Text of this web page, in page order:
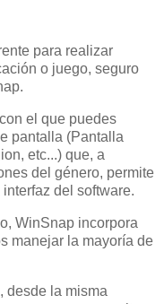
para realizar
o juego, seguro
el que puedes
pantalla (Pantalla
etc...) que, a
del género, permite
del software.
WinSnap incorpora
manejar la mayoría de
desde la misma